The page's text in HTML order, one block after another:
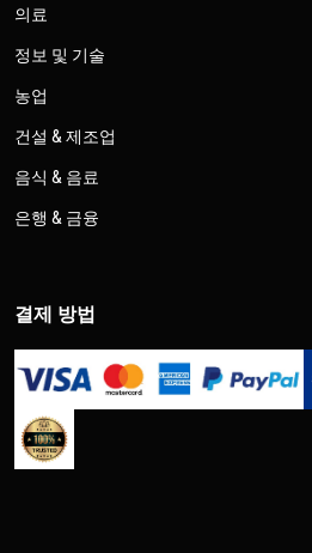
의료
정보 및 기술
농업
건설 & 제조업
음식 & 음료
은행 & 금융
결제 방법